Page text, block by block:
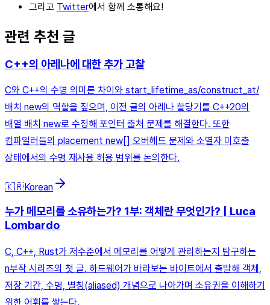
그리고 Twitter에서 함께 소통해요!
관련 추천 글
C++의 아레나에 대한 추가 고찰
C와 C++의 수명 의미론 차이와 start_lifetime_as/construct_at/
배치 new의 역할을 짚으며, 이전 글의 아레나 할당기를 C++20의
배열 배치 new로 수정해 포인터 출처 문제를 해결한다. 또한
컴파일러들의 placement new[] 오버헤드 문제와 소멸자 미호출
상태에서의 수명 재사용 허용 범위를 논의한다.
🇰🇷Korean
누가 메모리를 소유하는가? 1부: 객체란 무엇인가? | Luca
Lombardo
C, C++, Rust가 저수준에서 메모리를 어떻게 관리하는지 탐구하는
n부작 시리즈의 첫 글. 하드웨어가 바라보는 바이트에서 출발해 객체,
저장 기간, 수명, 별칭(aliased) 개념으로 나아가며 소유권을 이해하기
위한 어휘를 쌓는다.